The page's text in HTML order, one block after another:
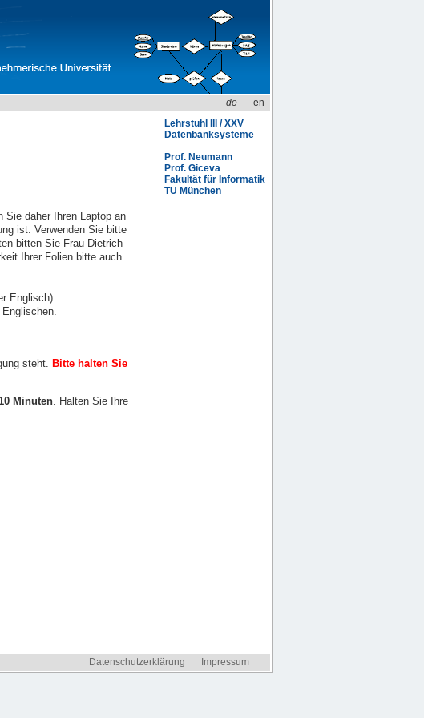
de en
Sie daher Ihren Laptop an
ist. Verwenden Sie bitte
bitten Sie Frau Dietrich
Ihrer Folien bitte auch
Englisch).
steht. Bitte halten Sie
Minuten. Halten Sie Ihre
Lehrstuhl III / XXV
Datenbanksysteme
Prof. Neumann
Prof. Giceva
Fakultät für Informatik
TU München
Datenschutzerklärung Impressum